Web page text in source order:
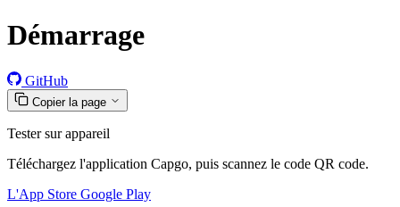
Démarrage
GitHub
Copier la page
Tester sur appareil
Téléchargez l'application Capgo, puis scannez le code QR code.
L'App Store Google Play